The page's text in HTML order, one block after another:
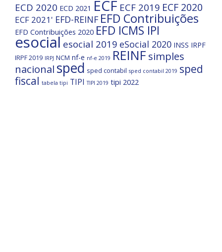
ECD 2020 ECD 2021 ECF ECF 2019 ECF 2020
ECF 2021' EFD-REINF EFD Contribuições
EFD Contribuições 2020 EFD ICMS IPI
esocial esocial 2019 eSocial 2020 INSS IRPF
IRPF 2019 IRPJ NCM nf-e nf-e 2019 REINF simples
nacional sped sped contabil sped contabil 2019 sped
fiscal tabela tipi TIPI TIPI 2019 tipi 2022